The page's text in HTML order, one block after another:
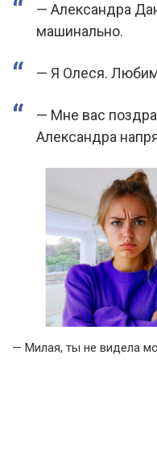
— Александра
машинально.
— Я Олеся.
— Мне вас
Александра
— Милая, ты не видела